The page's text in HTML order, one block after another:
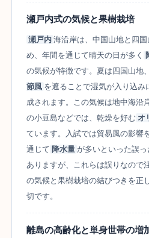
瀬戸内式の気候と果樹栽培
瀬戸内 海沿岸は、中国山地と四国
め、年間を通じて晴天の日が多く
の気候が特徴です。夏は四国山地
節風 を遮ることで湿気が入り込
成されます。この気候は地中海沿
の小豆島などでは、乾燥を好む オ
ています。入試では貿易風の影響
通じて 降水量 が多いといった誤
ありますが、これらは誤りなので
の気候と果樹栽培の結びつきを正
切です。
離島の高齢化と単身世帯の増